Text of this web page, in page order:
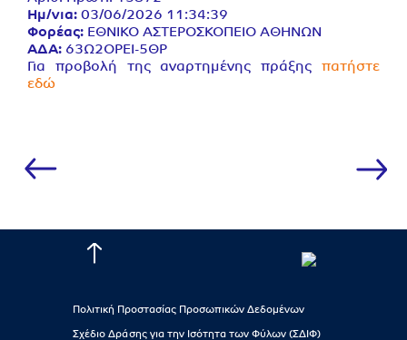
Ημ/νια: 03/06/2026 11:34:39
Φορέας: ΕΘΝΙΚΟ ΑΣΤΕΡΟΣΚΟΠΕΙΟ ΑΘΗΝΩΝ
ΑΔΑ: 63Ω2ΟΡΕΙ-5ΘΡ
Για προβολή της αναρτημένης πράξης πατήστε
εδώ
Πολιτική Προστασίας Προσωπικών Δεδομένων
Σχέδιο Δράσης για την Ισότητα των Φύλων (ΣΔΙΦ)